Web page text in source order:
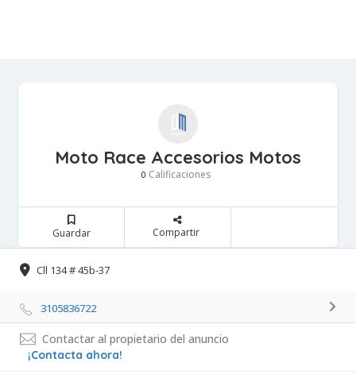
Moto Race Accesorios Motos
0 Calificaciones
Guardar Compartir
Cll 134 # 45b-37
3105836722
Contactar al propietario del anuncio
¡Contacta ahora!